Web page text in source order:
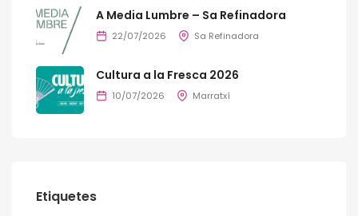
A Media Lumbre – Sa Refinadora
22/07/2026 Sa Refinadora
Cultura a la Fresca 2026
10/07/2026 Marratxí
Etiquetes